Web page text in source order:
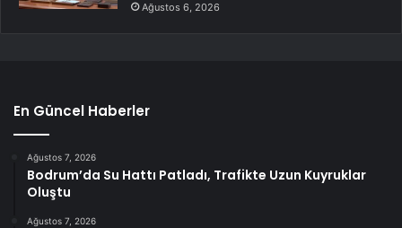
Ağustos 6, 2026
En Güncel Haberler
Ağustos 7, 2026
Bodrum’da Su Hattı Patladı, Trafikte Uzun Kuyruklar
Oluştu
Ağustos 7, 2026